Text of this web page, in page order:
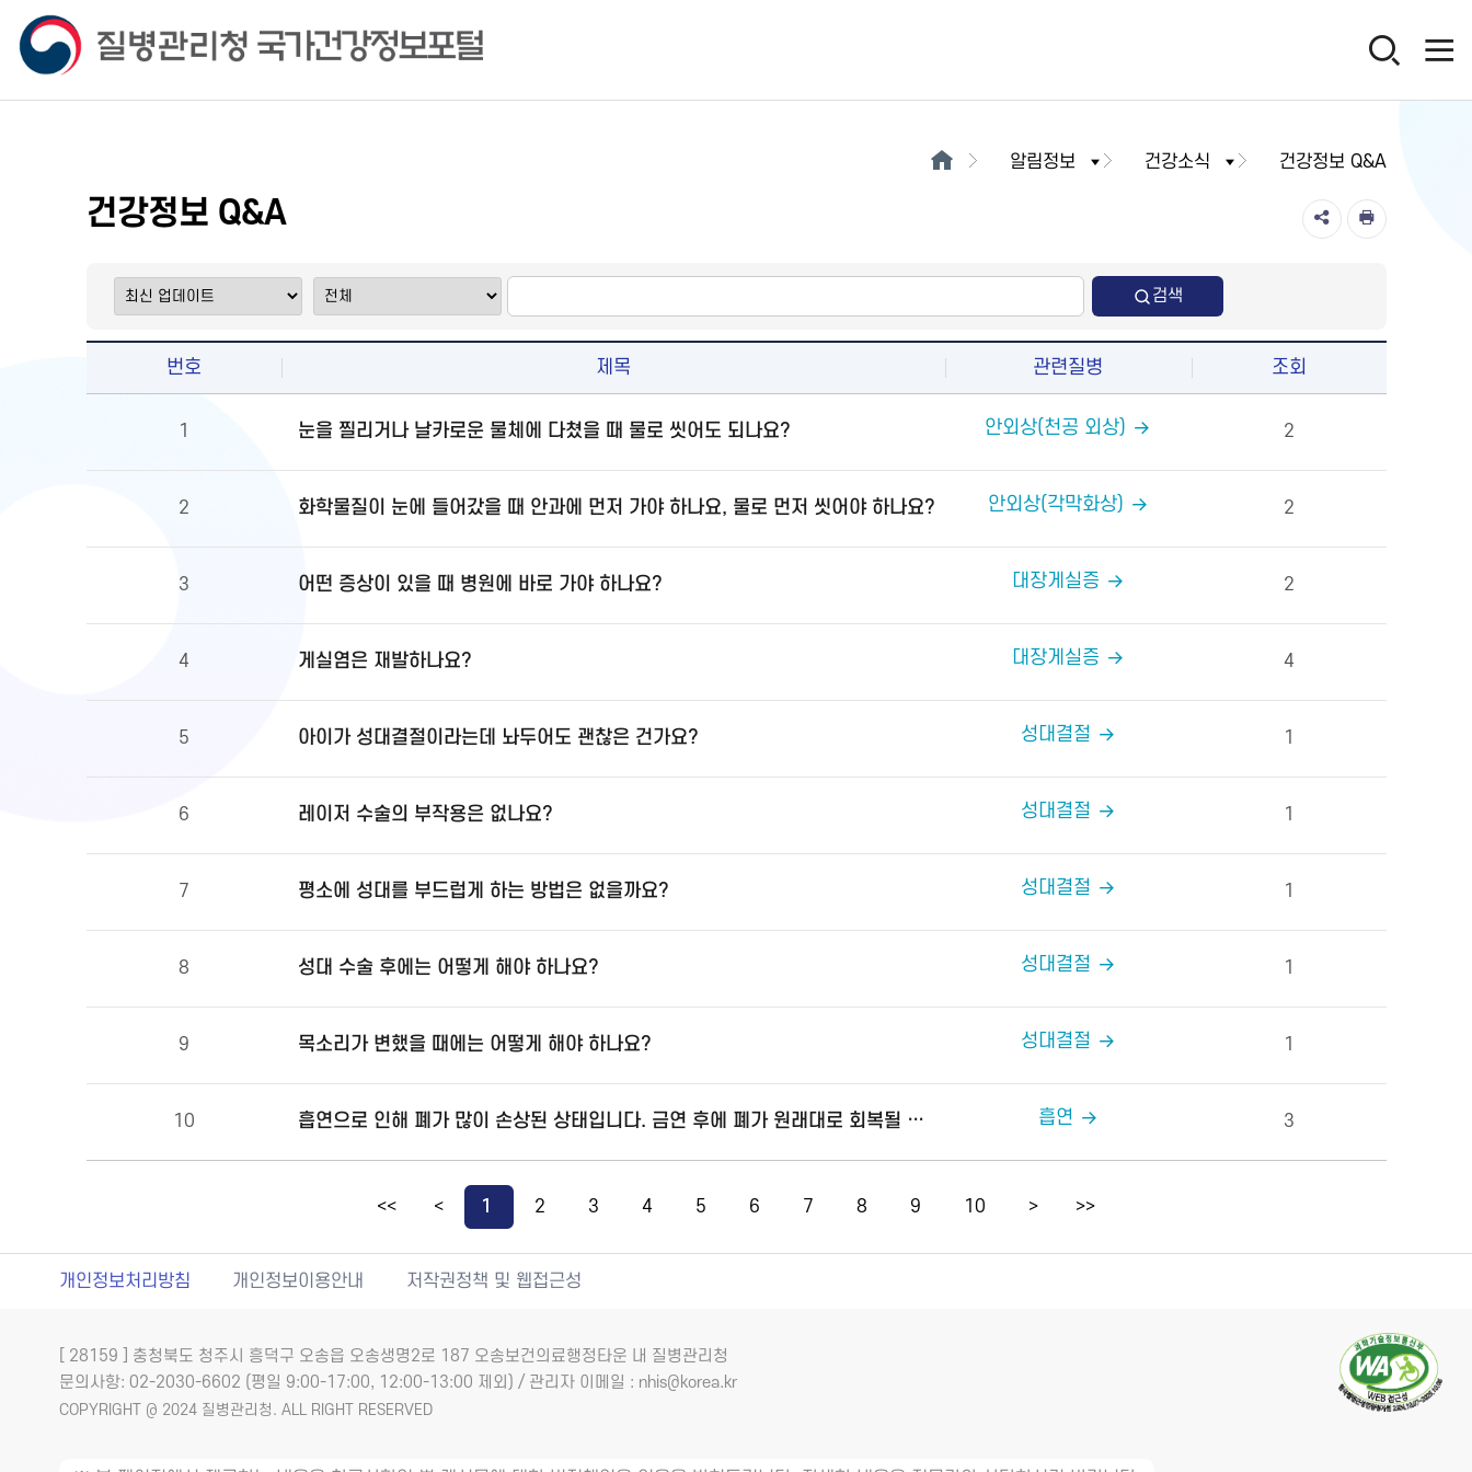
알림정보 건강소식 건강정보 Q&A
건강정보 Q&A
검색
번호 제목 관련질병 조회
1 눈을 찔리거나 날카로운 물체에 다쳤을 때 물로 씻어도 되나요? 안외상(천공 외상) 2
2 화학물질이 눈에 들어갔을 때 안과에 먼저 가야 하나요, 물로 먼저 씻어야 하나요? 안외상(각막화상) 2
3 어떤 증상이 있을 때 병원에 바로 가야 하나요? 대장게실증 2
4 게실염은 재발하나요? 대장게실증 4
5 아이가 성대결절이라는데 놔두어도 괜찮은 건가요? 성대결절 1
6 레이저 수술의 부작용은 없나요? 성대결절 1
7 평소에 성대를 부드럽게 하는 방법은 없을까요? 성대결절 1
8 성대 수술 후에는 어떻게 해야 하나요? 성대결절 1
9 목소리가 변했을 때에는 어떻게 해야 하나요? 성대결절 1
10 흡연으로 인해 폐가 많이 손상된 상태입니다. 금연 후에 폐가 원래대로 회복될 수 있을까요? 흡연 3
<< < 1 2 3 4 5 6 7 8 9 10 > >>
개인정보처리방침 개인정보이용안내 저작권정책 및 웹접근성
[ 28159 ] 충청북도 청주시 흥덕구 오송읍 오송생명2로 187 오송보건의료행정타운 내 질병관리청
문의사항: 02-2030-6602 (평일 9:00-17:00, 12:00-13:00 제외) / 관리자 이메일 : nhis@korea.kr
COPYRIGHT @ 2024 질병관리청. ALL RIGHT RESERVED